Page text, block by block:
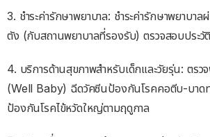
3. ชำระค่ารักษาพยาบาล: ชำระค่ารักษาพยาบา
ตัง (กับสถานพยาบาลที่รองรับ) ตรวจสอบประวัติ
4. บริการด้านสุขภาพสำหรับเด็กและวัยรุ่น: ตร
(Well Baby) ฉีดวัคซีนป้องกันโรคคอตีบ-บาด
ป้องกันโรคไข้หวัดใหญ่ตามฤดูกาล